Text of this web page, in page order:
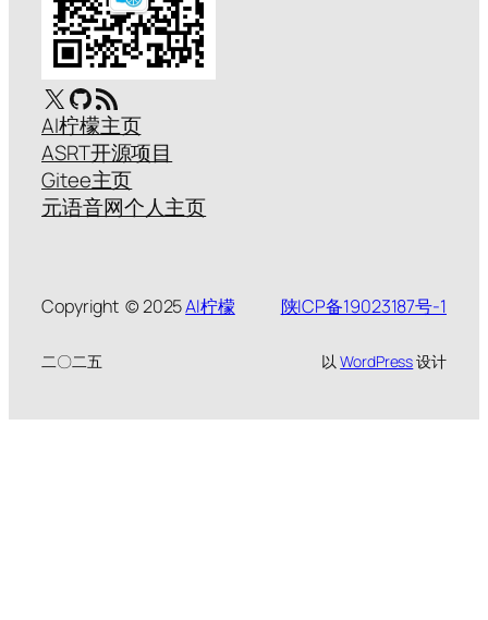
X GitHub
RSS Feed
AI柠檬主页
ASRT开源项目
Gitee主页
元语音网个人主页
Copyright © 2025AI柠檬 陕ICP备19023187号-1
二〇二五 以WordPress设计